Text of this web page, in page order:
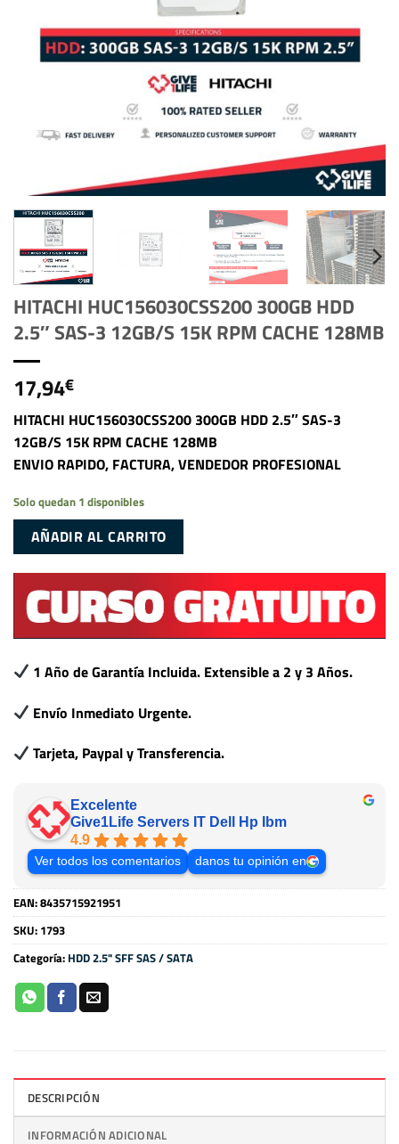
HITACHI HUC156030CSS200 300GB HDD
2.5″ SAS-3 12GB/S 15K RPM CACHE 128MB
17,94€
HITACHI HUC156030CSS200 300GB HDD 2.5″ SAS-3
12GB/S 15K RPM CACHE 128MB
ENVIO RAPIDO, FACTURA, VENDEDOR PROFESIONAL
Solo quedan 1 disponibles
AÑADIR AL CARRITO
1 Año de Garantía Incluida. Extensible a 2 y 3 Años.
Envío Inmediato Urgente.
Tarjeta, Paypal y Transferencia.
Excelente
Give1Life Servers IT Dell Hp Ibm
4.9
Ver todos los comentarios danos tu opinión en
EAN:8435715921951
SKU: 1793
Categoría: HDD 2.5" SFF SAS / SATA
DESCRIPCIÓN
INFORMACIÓN ADICIONAL